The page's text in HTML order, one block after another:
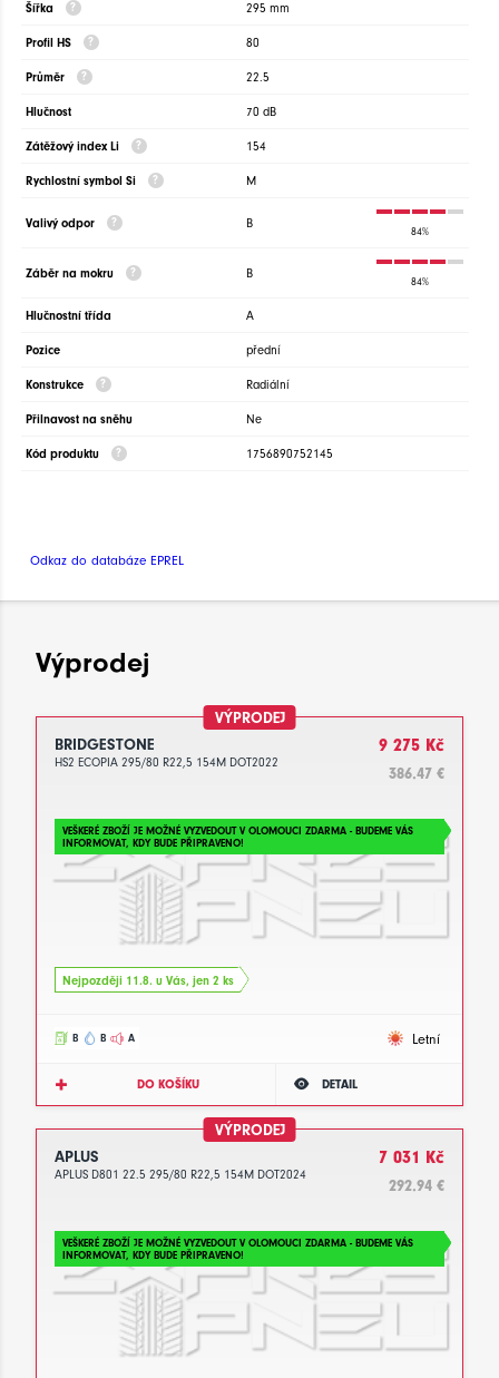
Šířka 295 mm
Profil HS 80
Průměr 22.5
Hlučnost 70 dB
Zátěžový index Li 154
Rychlostní symbol Si M
Valivý odpor B
84%
Záběr na mokru B
84%
Hlučnostní třída A
Pozice přední
Konstrukce Radiální
Přilnavost na sněhu Ne
Kód produktu 1756890752145
Odkaz do databáze EPREL
Výprodej
VÝPRODEJ
BRIDGESTONE
HS2 ECOPIA 295/80 R22,5 154M DOT2022
9 275 Kč
386.47 €
VEŠKERÉ ZBOŽÍ JE MOŽNÉ VYZVEDOUT V OLOMOUCI ZDARMA - BUDEME VÁS
INFORMOVAT, KDY BUDE PŘIPRAVENO!
Nejpozději 11.8. u Vás, jen 2 ks
B B A Letní
DO KOŠÍKU DETAIL
VÝPRODEJ
APLUS
APLUS D801 22.5 295/80 R22,5 154M DOT2024
7 031 Kč
292.94 €
VEŠKERÉ ZBOŽÍ JE MOŽNÉ VYZVEDOUT V OLOMOUCI ZDARMA - BUDEME VÁS
INFORMOVAT, KDY BUDE PŘIPRAVENO!